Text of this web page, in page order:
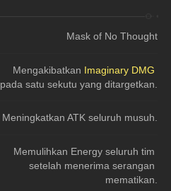
Mask of No Thought
Mengakibatkan Imaginary DMG
pada satu sekutu yang ditargetkan.
Meningkatkan ATK seluruh musuh.
Memulihkan Energy seluruh tim
setelah menerima serangan
mematikan.